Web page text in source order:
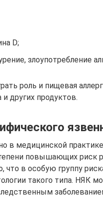
D;
злоупотребление
роль и пищевая
других продуктов.
в медицинской
повышающих риск
что в особую группу
такого типа. НЯК